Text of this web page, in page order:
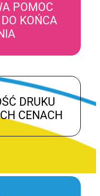
POMOC
KOŃCA
DRUKU
CENACH